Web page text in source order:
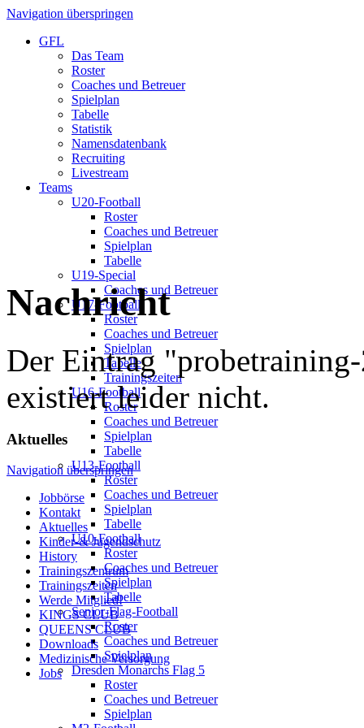
Navigation überspringen
GFL
Das Team
Roster
Coaches und Betreuer
Spielplan
Tabelle
Statistik
Namensdatenbank
Recruiting
Livestream
Teams
U20-Football
Roster
Coaches und Betreuer
Spielplan
Tabelle
U19-Special
Coaches und Betreuer
U17-Football
Roster
Coaches und Betreuer
Spielplan
Tabelle
Trainingszeiten
U16-Football
Roster
Coaches und Betreuer
Spielplan
Tabelle
U13-Football
Roster
Coaches und Betreuer
Spielplan
Tabelle
U10-Football
Roster
Coaches und Betreuer
Spielplan
Tabelle
Senior-Flag-Football
Roster
Coaches und Betreuer
Spielplan
Dresden Monarchs Flag 5
Roster
Coaches und Betreuer
Spielplan
Nachricht
Der Eintrag
existiert leider nicht.
Aktuelles
Navigation überspringen
Jobbörse
Kontakt
Aktuelles
Kinder-& Jugendschutz
History
Trainingszentrum
Trainingszeiten
Werde Mitglied!
KINGS CLUB
QUEENS CLUB
Downloads
Medizinische Versorgung
Jobs